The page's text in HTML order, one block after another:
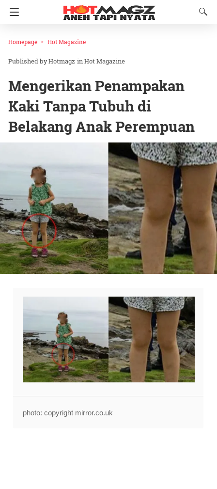
Homepage Hot Magazine
Hotmagz inHot Magazine
Mengerikan Penampakan
Kaki Tanpa Tubuh di
Belakang Anak Perempuan
photo: copyright mirror.co.uk